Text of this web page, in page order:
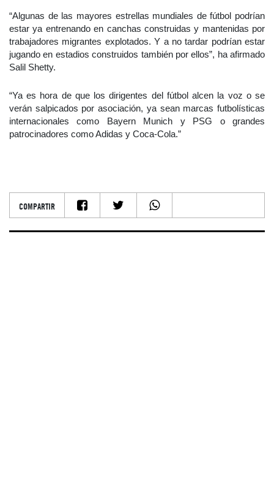
“Algunas de las mayores estrellas mundiales de fútbol podrían
estar ya entrenando en canchas construidas y mantenidas por
trabajadores migrantes explotados. Y a no tardar podrían estar
jugando en estadios construidos también por ellos”, ha afirmado
Salil Shetty.
“Ya es hora de que los dirigentes del fútbol alcen la voz o se
verán salpicados por asociación, ya sean marcas futbolísticas
internacionales como Bayern Munich y PSG o grandes
patrocinadores como Adidas y Coca-Cola.”
COMPARTIR